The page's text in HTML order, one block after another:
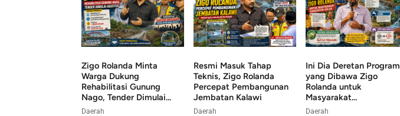
Zigo Rolanda Minta
Warga Dukung
Rehabilitasi Gunung
Nago, Tender Dimulai...
Daerah
Resmi Masuk Tahap
Teknis, Zigo Rolanda
Percepat Pembangunan
Jembatan Kalawi
Daerah
Ini Dia Deretan Program
yang Dibawa Zigo
Rolanda untuk
Masyarakat...
Daerah